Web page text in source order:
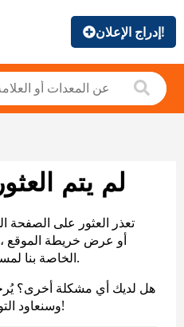
إدراج الإعلان!
لم يتم
تعذر العثور على الصفحة
الخاصة بنا لمساعدتك في العثور على ما تريد.
هل لديك أي مشكلة أخرى؟
وسنعاود التواصل معك. شكرًا على صبرك!